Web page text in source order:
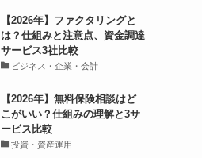
【2026年】ファクタリングと
は？仕組みと注意点、資金調達
サービス3社比較
ビジネス・企業・会計
【2026年】無料保険相談はど
こがいい？仕組みの理解と3サ
ービス比較
投資・資産運用